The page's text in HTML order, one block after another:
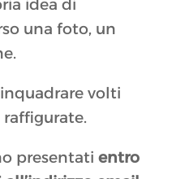
idea di
una foto, un
volti
raffigurate.
presentati entro